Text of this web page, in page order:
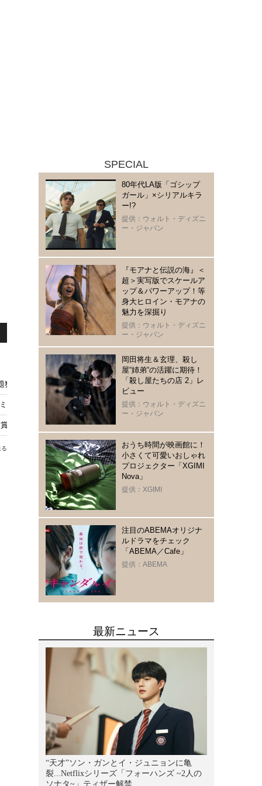
独占配信スタート
ー賞優秀作品賞上映会開催
第49回日本アカデミー賞受賞者発表
SPECIAL
80年代LA版「ゴシップ
ガール」×シリアルキラ
ー!?
提供：ウォルト・ディズニ
ー・ジャパン
『モアナと伝説の海』＜
超＞実写版でスケールア
ップ＆パワーアップ！等
身大ヒロイン・モアナの
魅力を深掘り
提供：ウォルト・ディズニ
ー・ジャパン
岡田将生＆玄理、殺し
屋“姉弟“の活躍に期待！
「殺し屋たちの店 2」レ
ビュー
提供：ウォルト・ディズニ
ー・ジャパン
おうち時間が映画館に！
小さくて可愛いおしゃれ
プロジェクター「XGIMI
Nova」
提供：XGIMI
注目のABEMAオリジナ
ルドラマをチェック
「ABEMA／Cafe」
提供：ABEMA